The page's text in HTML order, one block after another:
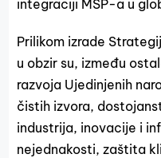
integraciji MSP-a u
Prilikom izrade
u obzir su, između
razvoja Ujedinjenih
čistih izvora,
industrija, inovacije i
nejednakosti, zaštita